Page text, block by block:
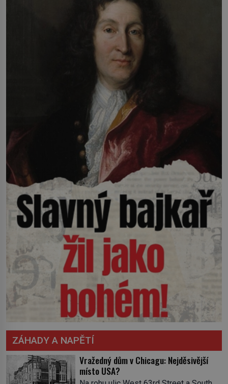
ZÁHADY A NAPĚTÍ
Vražedný dům v Chicagu: Nejděsivější
místo USA?